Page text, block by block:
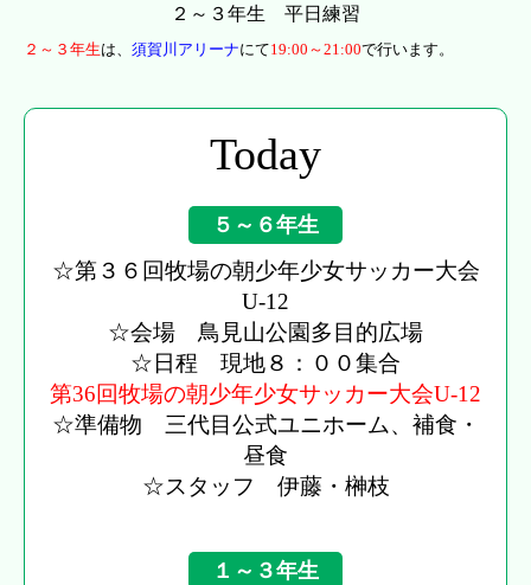
２～３年生 平日練習
２～３年生は、 須賀川アリーナにて19:00～21:00で行います。
Today
５～６年生
☆第３６回牧場の朝少年少女サッカー大会
U-12
☆会場 鳥見山公園多目的広場
☆日程 現地８：００集合
第36回牧場の朝少年少女サッカー大会U-12
☆準備物 三代目公式ユニホーム、補食・
昼食
☆スタッフ 伊藤・榊枝
１～３年生